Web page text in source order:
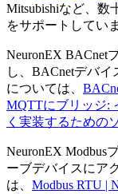
Mitsubishiなど、数
をサポートしてい
NeuronEX BACnet
し、BACnetデバ
については、
MQTTにブリッジ:
く実装するための
NeuronEX Modbus
ーブデバイスにア
は、 Modbus RTU |